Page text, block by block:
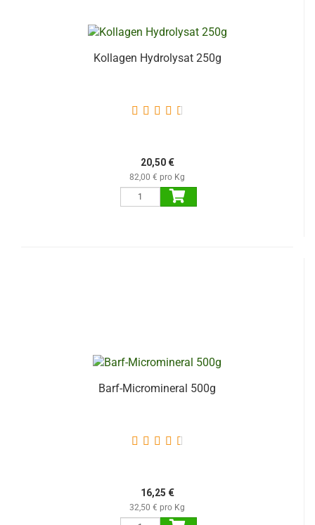
Kollagen Hydrolysat 250g
20,50 €
82,00 € pro Kg
Barf-Micromineral 500g
16,25 €
32,50 € pro Kg